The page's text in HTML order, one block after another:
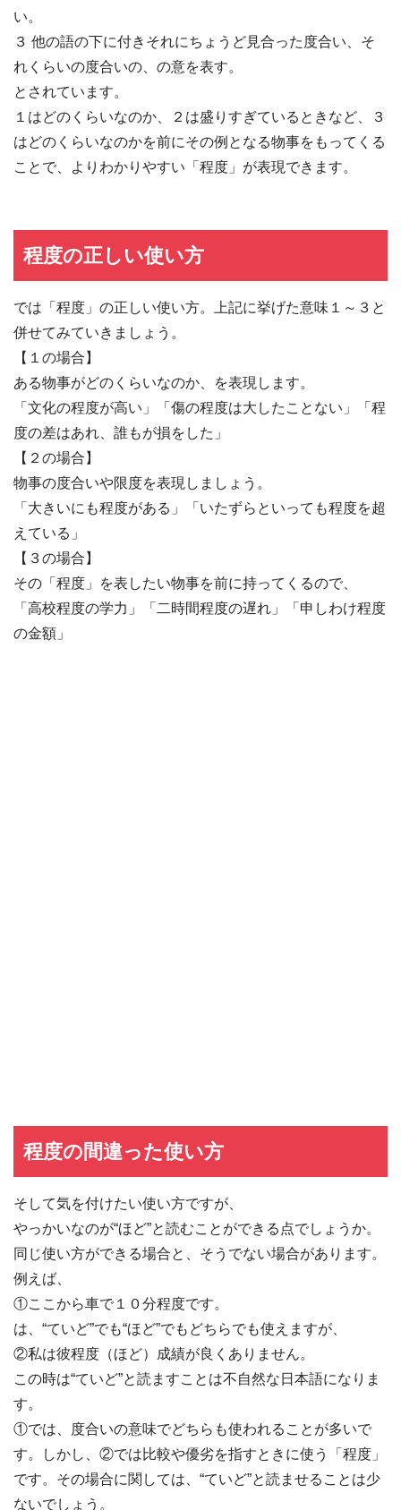
い。
３ 他の語の下に付きそれにちょうど見合った度合い、そ
れくらいの度合いの、の意を表す。
とされています。
１はどのくらいなのか、２は盛りすぎているときなど、３
はどのくらいなのかを前にその例となる物事をもってくる
ことで、よりわかりやすい「程度」が表現できます。
程度の正しい使い方
では「程度」の正しい使い方。上記に挙げた意味１～３と
併せてみていきましょう。
【１の場合】
ある物事がどのくらいなのか、を表現します。
「文化の程度が高い」「傷の程度は大したことない」「程
度の差はあれ、誰もが損をした」
【２の場合】
物事の度合いや限度を表現しましょう。
「大きいにも程度がある」「いたずらといっても程度を超
えている」
【３の場合】
その「程度」を表したい物事を前に持ってくるので、
「高校程度の学力」「二時間程度の遅れ」「申しわけ程度
の金額」
程度の間違った使い方
そして気を付けたい使い方ですが、
やっかいなのが“ほど”と読むことができる点でしょうか。
同じ使い方ができる場合と、そうでない場合があります。
例えば、
①ここから車で１０分程度です。
は、“ていど”でも“ほど”でもどちらでも使えますが、
②私は彼程度（ほど）成績が良くありません。
この時は“ていど”と読ますことは不自然な日本語になりま
す。
①では、度合いの意味でどちらも使われることが多いで
す。しかし、②では比較や優劣を指すときに使う「程度」
です。その場合に関しては、“ていど”と読ませることは少
ないでしょう。